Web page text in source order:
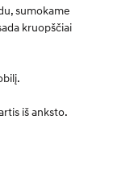
sumokame
kruopščiai
iš anksto.